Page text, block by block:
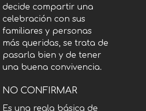
decide compartir una
celebración con sus
familiares y personas
más queridas, se trata de
pasarla bien y de tener
una buena convivencia.
NO CONFIRMAR
Es una regla básica de